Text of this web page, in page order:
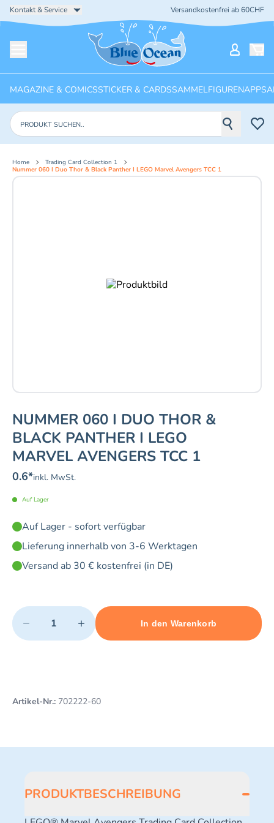
Kontakt & Service Versandkostenfrei ab 60CHF
Startseite
MAGAZINE & COMICSSTICKER & CARDSSAMMELFIGURENAPPS
Produkte suchen
Home
Trading Card Collection 1
Nummer 060 I Duo Thor & Black Panther I LEGO Marvel Avengers TCC 1
NUMMER 060 I DUO THOR &
BLACK PANTHER I LEGO
MARVEL AVENGERS TCC 1
0.6*inkl. MwSt.
Auf Lager
Auf Lager - sofort verfügbar
Lieferung innerhalb von 3-6 Werktagen
Versand ab 30 € kostenfrei (in DE)
Quantity
− +
Minimum quantity: 1 Maximum quantity: 10
In den Warenkorb
Add 1 item to cart
Artikel-Nr.: 702222-60
PRODUKTBESCHREIBUNG